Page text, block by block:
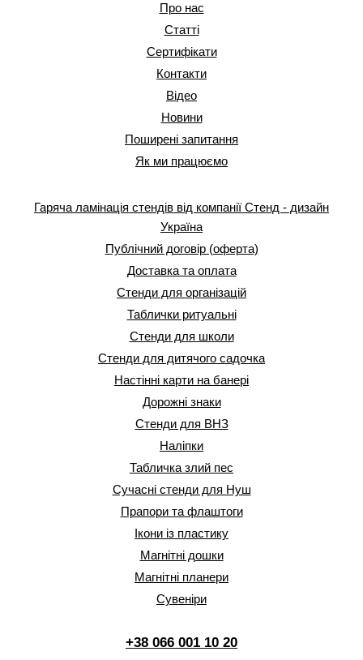
Про нас
Статті
Сертифікати
Контакти
Відео
Новини
Поширені запитання
Як ми працюємо
Гаряча ламінація стендів від компанії Стенд - дизайн
Україна
Публічний договір (оферта)
Доставка та оплата
Стенди для організацій
Таблички ритуальні
Стенди для школи
Стенди для дитячого садочка
Настінні карти на банері
Дорожні знаки
Стенди для ВНЗ
Наліпки
Табличка злий пес
Сучасні стенди для Нуш
Прапори та флаштоги
Ікони із пластику
Магнітні дошки
Магнітні планери
Сувеніри
+38 066 001 10 20